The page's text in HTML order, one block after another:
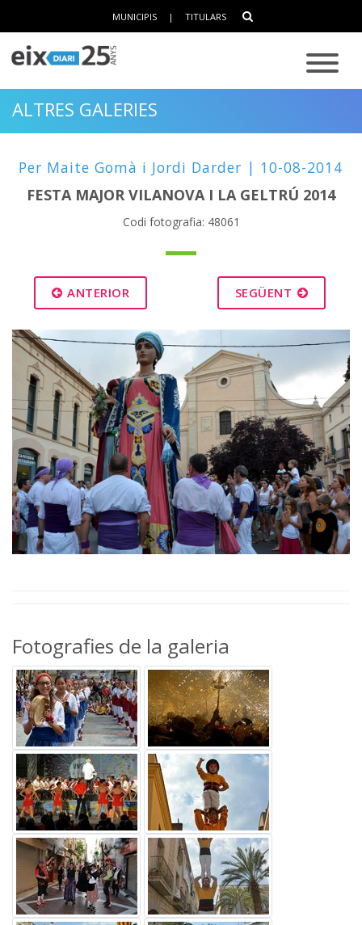
MUNICIPIS | TITULARS
ALTRES GALERIES
Per Maite Gomà i Jordi Darder | 10-08-2014
FESTA MAJOR VILANOVA I LA GELTRÚ 2014
Codi fotografia: 48061
ANTERIOR SEGÜENT
Fotografies de la galeria